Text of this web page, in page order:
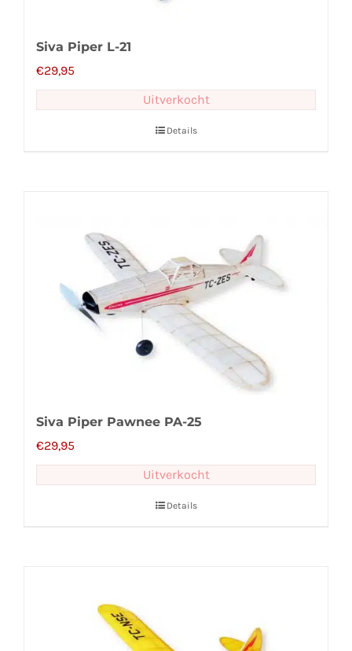
Siva Piper L-21
€29,95
Uitverkocht
Details
Siva Piper Pawnee PA-25
€29,95
Uitverkocht
Details